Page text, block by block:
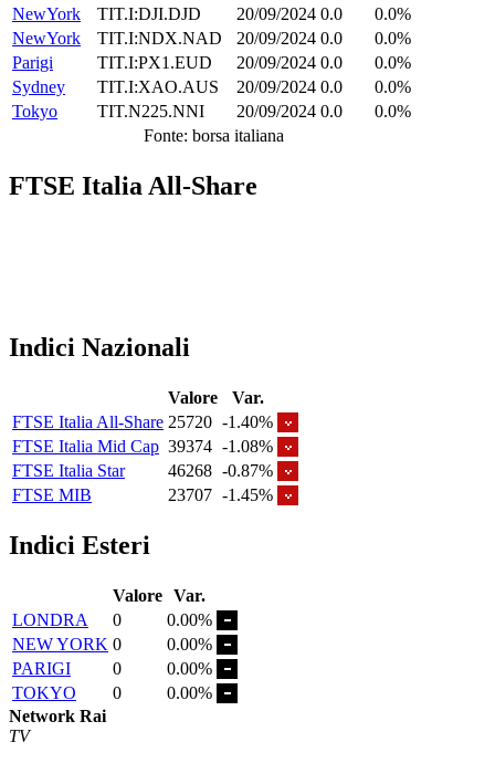
NewYork
TIT.I:DJI.DJD 20/09/2024 0.0
0.0%
NewYork
TIT.I:NDX.NAD 20/09/2024 0.0
0.0%
Parigi
TIT.I:PX1.EUD 20/09/2024 0.0
0.0%
Sydney
TIT.I:XAO.AUS 20/09/2024 0.0
0.0%
Tokyo
TIT.N225.NNI 20/09/2024 0.0
0.0%
Fonte: borsa italiana
FTSE Italia All-Share
Indici Nazionali
Valore
Var.
FTSE Italia All-Share 25720 -1.40%
FTSE Italia Mid Cap 39374 -1.08%
FTSE Italia Star
46268 -0.87%
FTSE MIB
23707 -1.45%
Indici Esteri
Valore Var.
LONDRA
0
0.00%
NEW YORK 0
0.00%
PARIGI
0
0.00%
TOKYO
0
0.00%
Network Rai
TV